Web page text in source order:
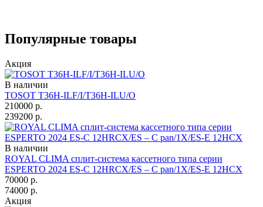
Популярные товары
Акция
В наличии
TOSOT T36H-ILF/I/T36H-ILU/O
210000 р.
239200 р.
В наличии
ROYAL CLIMA сплит-система кассетного типа серии
ESPERTO 2024 ES-C 12HRCX/ES – C pan/1X/ES-E 12HCX
70000 р.
74000 р.
Акция